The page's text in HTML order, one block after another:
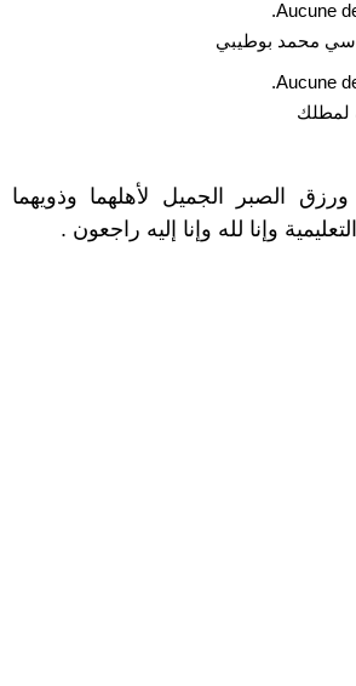
سي محمد بوطيبي
لمطلك
الصبر الجميل لأهلهما وذويهما
وإنا لله وإنا إليه راجعون .